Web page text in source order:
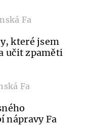
Fa
které jsem
učit zpaměti
Fa
nápravy Fa